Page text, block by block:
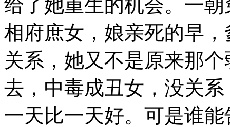
给了她重生的机会。一
相府庶女，娘亲死的早
关系，她又不是原来那
去，中毒成丑女，没关
一天比一天好。可是谁